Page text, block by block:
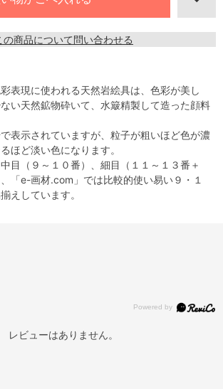
の商品について問い合わせる
表現に使われる天然岩絵具は、色彩が美し
い天然鉱物砕いて、水簸精製して造った顔料
表示されていますが、粒子が粗いほど色が濃
ほど淡い色になります。
目（９～１０番）、細目（１１～１３番＋
「e-画材.com」では比較的使い易い９・１
えしています。
レビューはありません。